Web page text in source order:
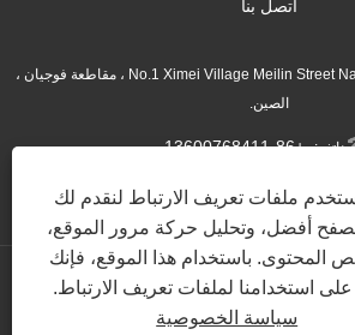
اتصل بنا
:No.1 Ximei Village Meilin Street Nan'an Quanzhou City ، مقاطعة فوجيان ،
الصين.
هاتف: +86-13600768411
Nina.h@yueli-tech.com
Copyright @ 2023 Quanzhou Yueli
All Rights Reserved.WEBSITE
شبكة
جاك لين:+86-15559188336
ملفات تعريف الارتباط لنقدم لك
أفضل، وتحليل حركة مرور الموقع،
المحتوى. باستخدام هذا الموقع، فإنك
استخدامنا لملفات تعريف الارتباط.
سياسة الخصوصية